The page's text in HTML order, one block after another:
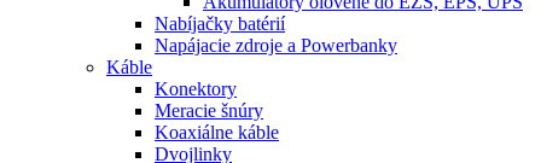
Nabíjačky batérií
Napájacie zdroje a Powerbanky
Káble
Konektory
Meracie šnúry
Koaxiálne káble
Dvojlinky